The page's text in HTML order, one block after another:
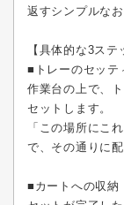
返すシンプルなお
【具体的な3ステ
■トレーのセッテ
作業台の上で、
セットします。
「この場所にこ
で、その通りに
■カートへの収納